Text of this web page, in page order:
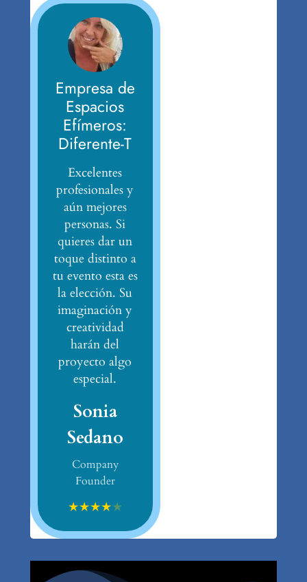
Empresa de
Espacios
Efímeros:
Diferente-T
Excelentes
profesionales y
aún mejores
personas. Si
quieres dar un
toque distinto a
tu evento esta es
la elección. Su
imaginación y
creatividad
harán del
proyecto algo
especial.
Sonia
Sedano
Company
Founder
★★★★★